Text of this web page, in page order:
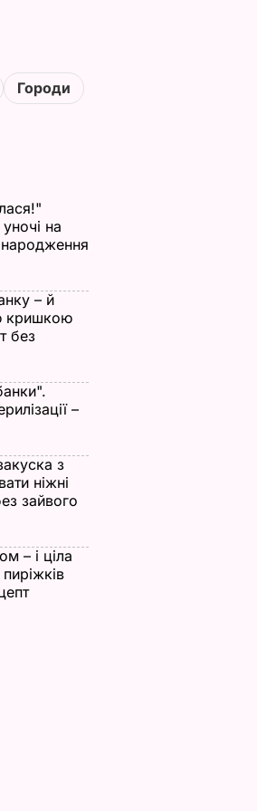
Городи
на
народження
– й
кришкою
без
–
з
ніжні
зайвого
– і ціла